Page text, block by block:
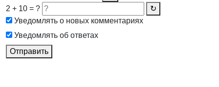
2 + 10 = ?
↻
Уведомлять о новых комментариях
Уведомлять об ответах
Отправить